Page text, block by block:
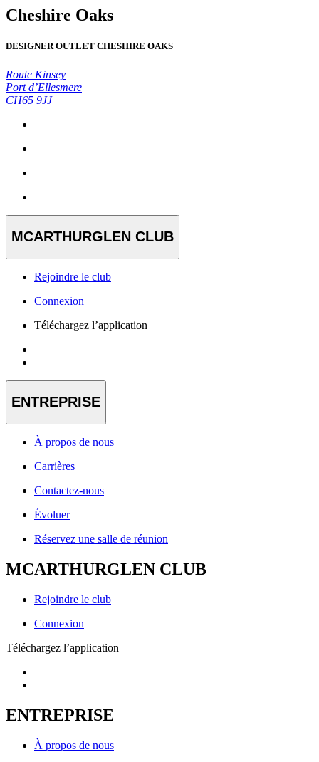
Cheshire Oaks
DESIGNER OUTLET CHESHIRE OAKS
Route Kinsey
Port d’Ellesmere
CH65 9JJ
MCARTHURGLEN CLUB
Rejoindre le club
Connexion
Téléchargez l’application
ENTREPRISE
À propos de nous
Carrières
Contactez-nous
Évoluer
Réservez une salle de réunion
MCARTHURGLEN CLUB
Rejoindre le club
Connexion
Téléchargez l’application
ENTREPRISE
À propos de nous